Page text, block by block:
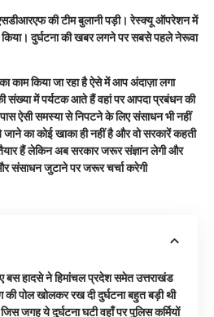
की टीम बुलानी पड़ी। रेस्क्यू ऑपरेशन में
किया। दुर्घटना की खबर लगने पर सबसे पहले नेरूवा
काम किया जा रहा है ऐसे में आप अंदाज़ा लगा
संख्या में पर्यटक आते हैं वहां पर आपदा प्रबंधन की
ऐसी समस्या से निपटने के लिए संसाधन भी नहीं
का कोई खाका ही नहीं है और वो सरकारें कहती
हैं लेकिन अब सरकार जरूर संज्ञान लेगी और
संसाधन जुटाने पर जरूर चर्चा करेगी
बस हादसे ने हिमांचल प्रदेश समेत उत्तराखंड
पोल खोलकर रख दी दुर्घटना बहुत बड़ी थी
जगह ये दुर्घटना घटी वहाँ पर पुलिस कर्मियों